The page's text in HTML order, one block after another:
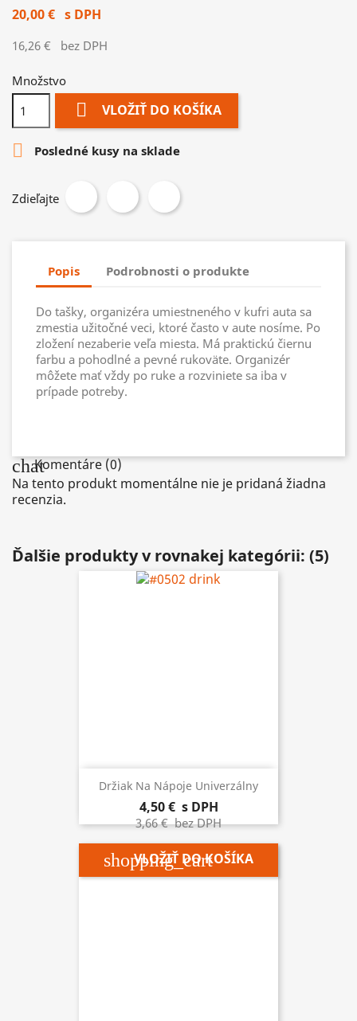
20,00 € s DPH
16,26 € bez DPH
Množstvo
 VLOŽIŤ DO KOŠÍKA
 Posledné kusy na sklade
Zdieľajte
Popis Podrobnosti o produkte
Do tašky, organizéra umiestneného v kufri auta sa
zmestia užitočné veci, ktoré často v aute nosíme. Po
zložení nezaberie veľa miesta. Má praktickú čiernu
farbu a pohodlné a pevné rukoväte. Organizér
môžete mať vždy po ruke a rozviniete sa iba v
prípade potreby.
chatKomentáre (0)
Na tento produkt momentálne nie je pridaná žiadna
recenzia.
Ďalšie produkty v rovnakej kategórii: (5)
Držiak Na Nápoje Univerzálny
4,50 € s DPH
3,66 €bez DPH
shopping_cart
VLOŽIŤ DO KOŠÍKA